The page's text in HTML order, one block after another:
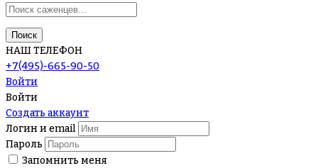
Поиск
НАШ ТЕЛЕФОН
+7(495)-665-90-50
Войти
Войти
Создать аккаунт
Логин и email
Пароль
Запомнить меня